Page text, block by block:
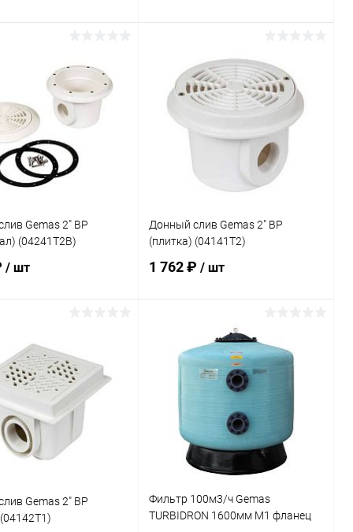
В наличии
В корзину
В избранное
К сравнению В наличии
Gemas 2" ВР
(04241T2B)
/ шт
В наличии
Донный слив Gemas 2" ВР
(плитка) (04141T2)
1 762 ₽/ шт
В корзину
В избранное
Gemas 2" ВР
Фильтр 100м3/ч Gemas
TURBIDRON 1600мм M1 фланец